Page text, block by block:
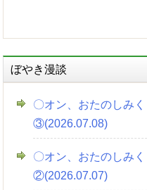
ぼやき漫談
〇オン、おたのしみ
③(2026.07.08)
〇オン、おたのしみ
②(2026.07.07)